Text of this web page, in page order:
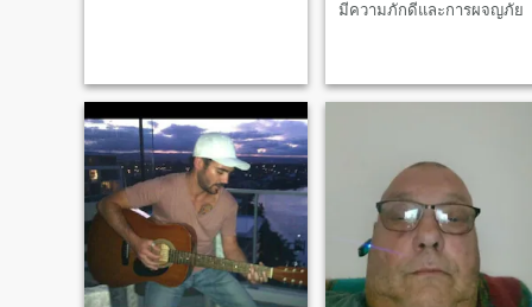
มีความภักดีและการผจญภัย